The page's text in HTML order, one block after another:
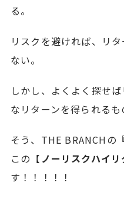
る。
リスクを避ければ、リ
ない。
しかし、よくよく探せ
なリターンを得られるも
そう、THE BRANCHの
この【 ノーリスクハイリ
す！！！！！